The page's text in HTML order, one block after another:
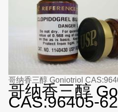
哥纳香三醇 Goniotriol
哥纳香三醇
CAS:96405-